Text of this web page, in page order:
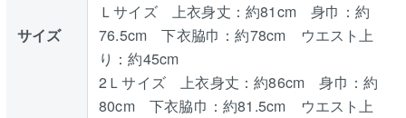
サイズ
Ｌサイズ 上衣身丈：約81cm 身巾：約
76.5cm 下衣脇巾：約78cm ウエスト上
り：約45cm
2Ｌサイズ 上衣身丈：約86cm 身巾：約
80cm 下衣脇巾：約81.5cm ウエスト上